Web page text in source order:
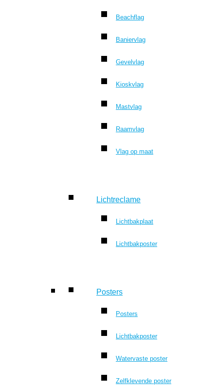
Beachflag
Baniervlag
Gevelvlag
Kioskvlag
Mastvlag
Raamvlag
Vlag op maat
Lichtreclame
Lichtbakplaat
Lichtbakposter
Posters
Posters
Lichtbakposter
Watervaste poster
Zelfklevende poster